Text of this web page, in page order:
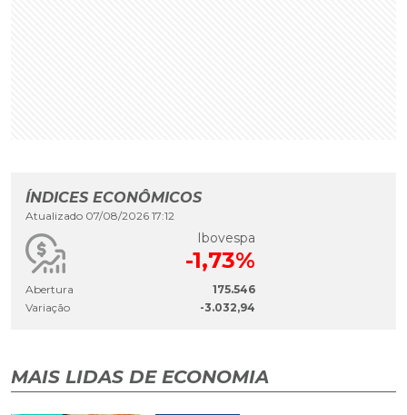
ÍNDICES ECONÔMICOS
Atualizado 07/08/2026 17:12
Ibovespa
-1,73%
Abertura
175.546
Variação
-3.032,94
MAIS LIDAS DE ECONOMIA